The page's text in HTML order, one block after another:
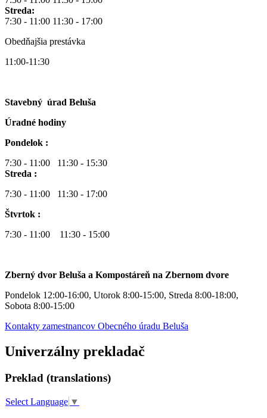
Streda:
7:30 - 11:00 11:30 - 17:00
Obedňajšia prestávka
11:00-11:30
Stavebný úrad Beluša
Úradné hodiny
Pondelok :
7:30 - 11:00 11:30 - 15:30
Streda :
7:30 - 11:00 11:30 - 17:00
Štvrtok :
7:30 - 11:00 11:30 - 15:00
Zberný dvor Beluša a Kompostáreň na Zbernom dvore
Pondelok 12:00-16:00, Utorok 8:00-15:00, Streda 8:00-18:00,
Sobota 8:00-15:00
Kontakty zamestnancov Obecného úradu Beluša
Univerzálny prekladač
Preklad (translations)
Select Language ▼